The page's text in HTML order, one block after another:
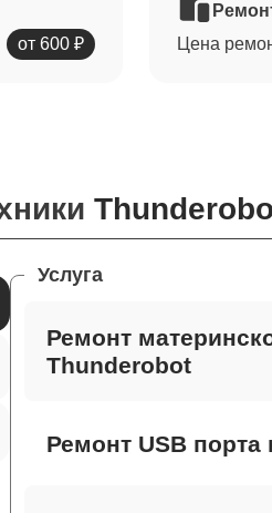
от 600 ₽
Цена
Услуга
Ремонт
Thunderobot
Ремонт USB